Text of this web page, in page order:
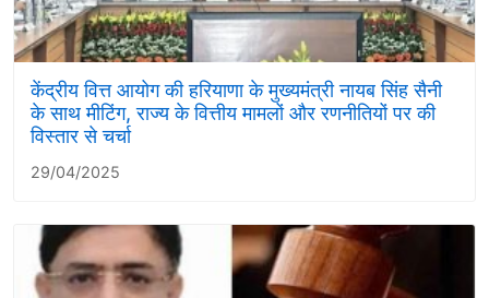
केंद्रीय वित्त आयोग की हरियाणा के मुख्यमंत्री नायब सिंह सैनी
के साथ मीटिंग, राज्य के वित्तीय मामलों और रणनीतियों पर की
विस्तार से चर्चा
29/04/2025